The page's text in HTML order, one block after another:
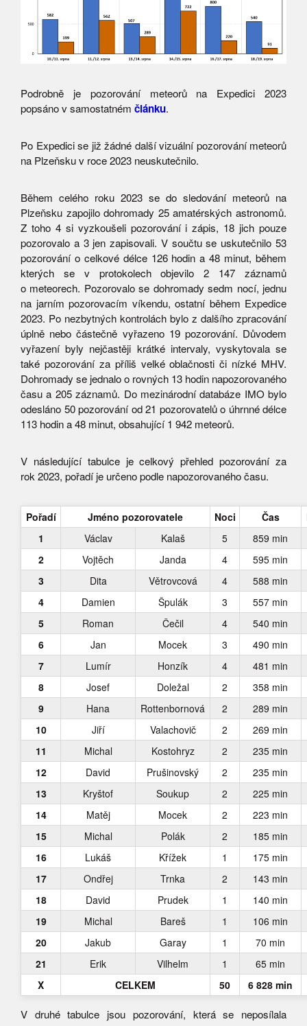
Podrobně je pozorování meteorů na Expedici 2023
popsáno v samostatném článku.
Po Expedici se již žádné další vizuální pozorování meteorů
na Plzeňsku v roce 2023 neuskutečnilo.
Během celého roku 2023 se do sledování meteorů na
Plzeňsku zapojilo dohromady 25 amatérských astronomů.
Z toho 4 si vyzkoušeli pozorování i zápis, 18 jich pouze
pozorovalo a 3 jen zapisovali. V součtu se uskutečnilo 53
pozorování o celkové délce 126 hodin a 48 minut, během
kterých se v protokolech objevilo 2 147 záznamů
o meteorech. Pozorovalo se dohromady sedm nocí, jednu
na jarním pozorovacím víkendu, ostatní během Expedice
2023. Po nezbytných kontrolách bylo z dalšího zpracování
úplně nebo částečně vyřazeno 19 pozorování. Důvodem
vyřazení byly nejčastěji krátké intervaly, vyskytovala se
také pozorování za příliš velké oblačnosti či nízké MHV.
Dohromady se jednalo o rovných 13 hodin napozorovaného
času a 205 záznamů. Do mezinárodní databáze IMO bylo
odesláno 50 pozorování od 21 pozorovatelů o úhrnné délce
113 hodin a 48 minut, obsahující 1 942 meteorů.
V následující tabulce je celkový přehled pozorování za
rok 2023, pořadí je určeno podle napozorovaného času.
Pořadí Jméno pozorovatele Noci Čas
1
Václav Kalaš 5
859 min
2
Vojtěch Janda 4
595 min
3
Dita Větrovcová 4
588 min
4
Damien Špulák 3
557 min
5
Roman Čečil 4
540 min
6
Jan Mocek 3
490 min
7
Lumír Honzík 4
481 min
8
Josef Doležal 2
358 min
9
Hana Rottenbornová 2
289 min
10
Jiří Valachovič 2
269 min
11
Michal Kostohryz 2
235 min
12
David Prušinovský 2
235 min
13
Kryštof Soukup 2
225 min
14
Matěj Mocek 2
223 min
15
Michal Polák 2
185 min
16
Lukáš Křížek 1
175 min
17
Ondřej Trnka 2
143 min
18
David Prudek 1
140 min
19
Michal Bareš 1
106 min
20
Jakub Garay 1
70 min
21
Erik Vilhelm 1
65 min
X
CELKEM 50 6 828 min
V druhé tabulce jsou pozorování, která se neposílala